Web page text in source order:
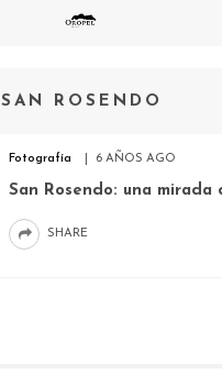
SAN ROSENDO
Fotografía 6 AÑOS AGO
San Rosendo: una mirada
SHARE